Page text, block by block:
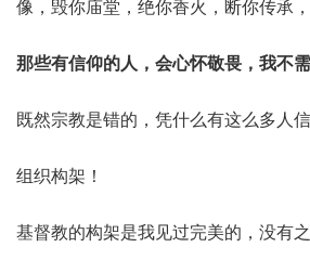
像，毁你庙堂，绝你香火，断你传承
那些有信仰的人，会心怀敬畏，我不需
既然宗教是错的，凭什么有这么多人
组织构架！
基督教的构架是我见过完美的，没有之